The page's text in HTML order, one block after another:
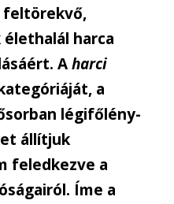
feltörekvő,
harca
Aharci
a
légifőlény-
állítjuk
feledkezve a
Íme a